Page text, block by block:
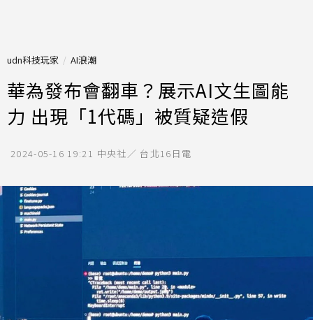
udn科技玩家 AI浪潮
華為發布會翻車？展示AI文生圖能
力 出現「1代碼」被質疑造假
2024-05-16 19:21 中央社／ 台北16日電